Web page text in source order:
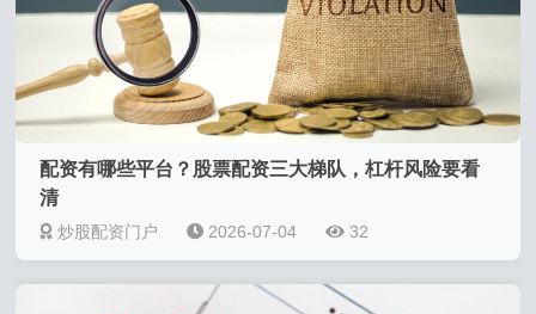
配资有哪些平台？股票配资三大梯队，杠杆风险要看
清
炒股配资门户 2026-07-04 32